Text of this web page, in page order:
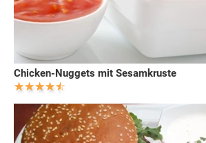
Chicken-Nuggets mit Sesamkruste